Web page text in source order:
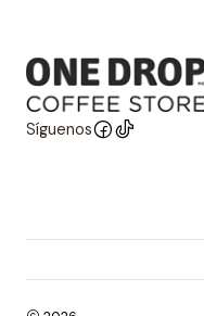
Síguenos